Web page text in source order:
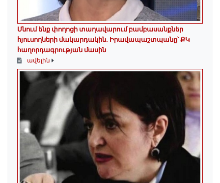
Մնում ենք փողոցի տաղավարում բամբասանքներ
հյուսողների մակարդակին․ Իրավապաշտպանը՝ ՔԿ
հաղորդագրության մասին
ավելին